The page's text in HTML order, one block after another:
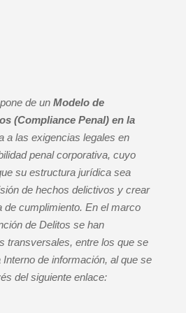
de un Modelo de
(Compliance Penal) en la
a las exigencias legales en
penal corporativa, cuyo
su estructura jurídica sea
de hechos delictivos y crear
de cumplimiento. En el marco
de Delitos se han
transversales, entre los que se
de información, al que se
del siguiente enlace: